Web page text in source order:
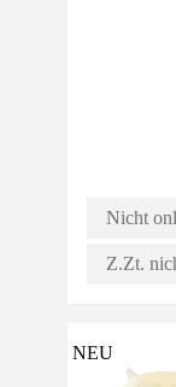
Nicht
Z.Zt.
NEU